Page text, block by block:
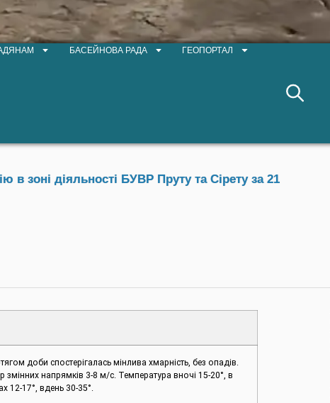
БАСЕЙНОВА РАДА ГЕОПОРТАЛ
в зоні діяльності БУВР Пруту та Сірету за 21
доби спостерігалась мінлива хмарність, без опадів.
змінних напрямків 3-8 м/с. Температура вночі 15-20°, в
12-17°, вдень 30-35°.